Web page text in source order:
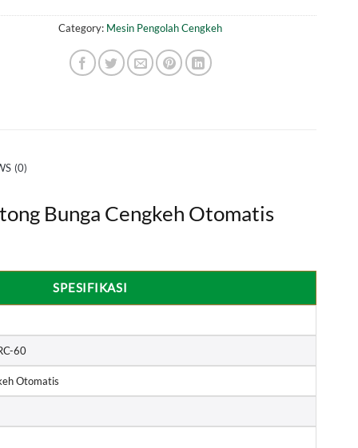
Category: Mesin Pengolah Cengkeh
(0)
Bunga Cengkeh Otomatis
SPESIFIKASI
60
Otomatis